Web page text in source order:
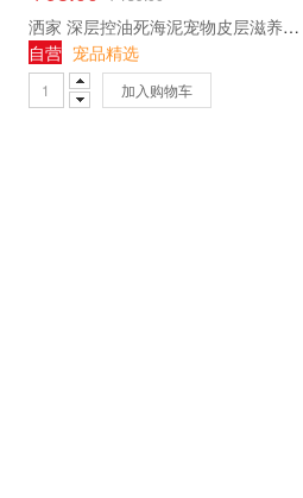
洒家 深层控油死海泥宠物皮层滋养丝滑垂顺蓬松有型滋养柔顺宠物护狗猫宠物香波300ml
自营 宠品精选
加入购物车